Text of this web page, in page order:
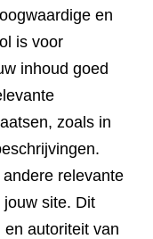
en
is voor
inhoud goed
zoals in
relevante
site. Dit
autoriteit van